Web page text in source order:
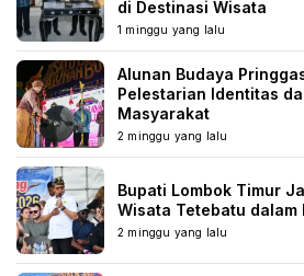
di Destinasi Wisata
1 minggu yang lalu
Alunan Budaya
Pelestarian Identitas
Masyarakat
2 minggu yang lalu
Bupati Lombok Timur
Wisata Tetebatu dalam
2 minggu yang lalu